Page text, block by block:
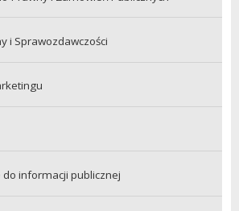
i Sprawozdawczości
informacji publicznej